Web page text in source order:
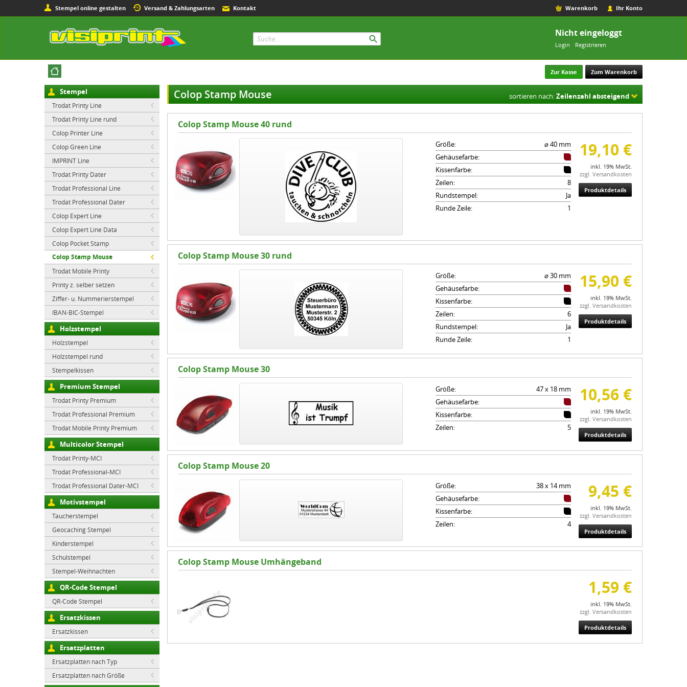
Stempel online gestalten Versand & Zahlungsarten Kontakt Ihr Konto
Warenkorb
Nicht eingeloggt
Login Registrieren
Zur Kasse Zum Warenkorb
Stempel
Trodat Printy Line
Trodat Printy Line rund
Colop Printer Line
Colop Green Line
IMPRINT Line
Trodat Printy Dater
Trodat Professional Line
Trodat Professional Dater
Colop Expert Line
Colop Expert Line Data
Colop Pocket Stamp
Colop Stamp Mouse
Trodat Mobile Printy
Printy z. selber setzen
Ziffer- u. Nummerierstempel
IBAN-BIC-Stempel
Holzstempel
Holzstempel
Holzstempel rund
Stempelkissen
Premium Stempel
Trodat Printy Premium
Trodat Professional Premium
Trodat Mobile Printy Premium
Multicolor Stempel
Trodat Printy-MCI
Trodat Professional-MCI
Trodat Professional Dater-MCI
Motivstempel
Taucherstempel
Geocaching Stempel
Kinderstempel
Schulstempel
Stempel-Weihnachten
QR-Code Stempel
QR-Code Stempel
Ersatzkissen
Ersatzkissen
Ersatzplatten
Ersatzplatten nach Typ
Ersatzplatten nach Größe
Colop Stamp Mouse sortieren nach:Zeilenzahl absteigend
Colop Stamp Mouse 40 rund
19,10 €
inkl. 19% MwSt.
zzgl. Versandkosten
Produktdetails
Größe:
⌀ 40 mm
Gehäusefarbe:
Kissenfarbe:
Zeilen:
8
Rundstempel:
Ja
Runde Zeile:
1
Colop Stamp Mouse 30 rund
15,90 €
inkl. 19% MwSt.
zzgl. Versandkosten
Produktdetails
Größe:
⌀ 30 mm
Gehäusefarbe:
Kissenfarbe:
Zeilen:
6
Rundstempel:
Ja
Runde Zeile:
1
Colop Stamp Mouse 30
10,56 €
inkl. 19% MwSt.
zzgl. Versandkosten
Produktdetails
Größe:
47 x 18 mm
Gehäusefarbe:
Kissenfarbe:
Zeilen:
5
Colop Stamp Mouse 20
9,45 €
inkl. 19% MwSt.
zzgl. Versandkosten
Produktdetails
Größe:
38 x 14 mm
Gehäusefarbe:
Kissenfarbe:
Zeilen:
4
Colop Stamp Mouse Umhängeband
1,59 €
inkl. 19% MwSt.
zzgl. Versandkosten
Produktdetails